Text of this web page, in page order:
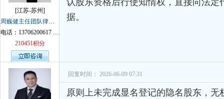
[江苏-苏州]
周巍健主任团队律师
电话：13706200617 13812666810 18914034198
210451积分
认股东资格后行使知情权，直接向法定
据。
回复时间： 2026-06-09 07:31
原则上未完成显名登记的隐名股东，无